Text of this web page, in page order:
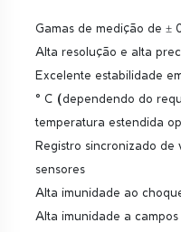
Gamas de medição de ±
Alta resolução e alta
Excelente estabilidade
° C (dependendo do
temperatura estendida
Registro sincronizado de
sensores
Alta imunidade ao
Alta imunidade a